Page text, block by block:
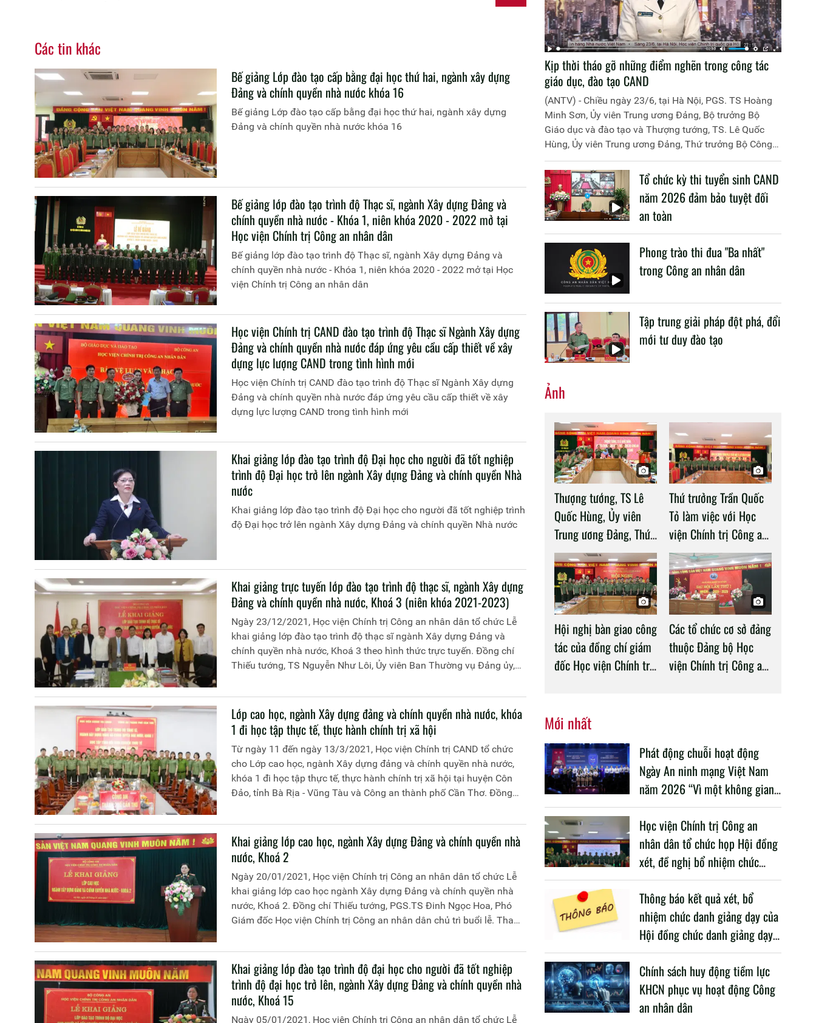
Các tin khác
Bế giảng Lớp đào tạo cấp bằng đại học thứ hai, ngành xây dựng
Đảng và chính quyền nhà nước khóa 16
Bế giảng Lớp đào tạo cấp bằng đại học thứ hai, ngành xây dựng
Đảng và chính quyền nhà nước khóa 16
Bế giảng lớp đào tạo trình độ Thạc sĩ, ngành Xây dựng Đảng và
chính quyền nhà nước - Khóa 1, niên khóa 2020 - 2022 mở tại
Học viện Chính trị Công an nhân dân
Bế giảng lớp đào tạo trình độ Thạc sĩ, ngành Xây dựng Đảng và
chính quyền nhà nước - Khóa 1, niên khóa 2020 - 2022 mở tại Học
viện Chính trị Công an nhân dân
Học viện Chính trị CAND đào tạo trình độ Thạc sĩ Ngành Xây dựng
Đảng và chính quyền nhà nước đáp ứng yêu cầu cấp thiết về xây
dựng lực lượng CAND trong tình hình mới
Học viện Chính trị CAND đào tạo trình độ Thạc sĩ Ngành Xây dựng
Đảng và chính quyền nhà nước đáp ứng yêu cầu cấp thiết về xây
dựng lực lượng CAND trong tình hình mới
Khai giảng lớp đào tạo trình độ Đại học cho người đã tốt nghiệp
trình độ Đại học trở lên ngành Xây dựng Đảng và chính quyền Nhà
nước
Khai giảng lớp đào tạo trình độ Đại học cho người đã tốt nghiệp trình
độ Đại học trở lên ngành Xây dựng Đảng và chính quyền Nhà nước
Khai giảng trực tuyến lớp đào tạo trình độ thạc sĩ, ngành Xây dựng
Đảng và chính quyền nhà nước, Khoá 3 (niên khóa 2021-2023)
Ngày 23/12/2021, Học viện Chính trị Công an nhân dân tổ chức Lễ
khai giảng lớp đào tạo trình độ thạc sĩ ngành Xây dựng Đảng và
chính quyền nhà nước, Khoá 3 theo hình thức trực tuyến. Đồng chí
Thiếu tướng, TS Nguyễn Như Lôi, Ủy viên Ban Thường vụ Đảng ủy,
Tham dự buổi lễ có đại diện lãnh đạo các đơn vị thuộc Học viện và
toàn thể học viên tham gia khoá học.
Lớp cao học, ngành Xây dựng đảng và chính quyền nhà nước, khóa
1 đi học tập thực tế, thực hành chính trị xã hội
Từ ngày 11 đến ngày 13/3/2021, Học viện Chính trị CAND tổ chức
cho Lớp cao học, ngành Xây dựng đảng và chính quyền nhà nước,
khóa 1 đi học tập thực tế, thực hành chính trị xã hội tại huyện Côn
Đảo, tỉnh Bà Rịa - Vũng Tàu và Công an thành phố Cần Thơ. Đồng
trị CAND làm Trưởng Đoàn.
Khai giảng lớp cao học, ngành Xây dựng Đảng và chính quyền nhà
nước, Khoá 2
Ngày 20/01/2021, Học viện Chính trị Công an nhân dân tổ chức Lễ
khai giảng lớp cao học ngành Xây dựng Đảng và chính quyền nhà
nước, Khoá 2. Đồng chí Thiếu tướng, PGS.TS Đinh Ngọc Hoa, Phó
Giám đốc Học viện Chính trị Công an nhân dân chủ trì buổi lễ. Tham
trưởng Cục Đào tạo; đại diện lãnh đạo Phòng 2, Cục Đào tạo; đại
diện lãnh đạo các đơn vị thuộc Học viện và 17 đồng chí học viên
tham gia khoá học.
Khai giảng lớp đào tạo trình độ đại học cho người đã tốt nghiệp
trình độ đại học trở lên, ngành Xây dựng Đảng và chính quyền nhà
nước, Khoá 15
Ngày 05/01/2021, Học viện Chính trị Công an nhân dân tổ chức Lễ
Kịp thời tháo gỡ những điểm nghẽn trong công tác
giáo dục, đào tạo CAND
(ANTV) - Chiều ngày 23/6, tại Hà Nội, PGS. TS Hoàng
Minh Sơn, Ủy viên Trung ương Đảng, Bộ trưởng Bộ
Giáo dục và đào tạo và Thượng tướng, TS. Lê Quốc
Hùng, Ủy viên Trung ương Đảng, Thứ trưởng Bộ Công
an đã đồng chủ trì buổi làm việc với các đơn vị của 2
Bộ về một số nội dung liên quan đến công tác giáo dục
và đào tạo của lực lượng CAND.Tổ chức kỳ thi tuyển sinh CAND
năm 2026 đảm bảo tuyệt đối
an toàn
Phong trào thi đua "Ba nhất"
trong Công an nhân dân
Tập trung giải pháp đột phá, đổi
mới tư duy đào tạo
Ảnh
Thượng tướng, TS Lê
Quốc Hùng, Ủy viên
Trung ương Đảng, Thứ
trưởng Bộ Công an làm
việc với Học viện
Chính trị Công an nhân
dân
Thứ trưởng Trần Quốc
Tỏ làm việc với Học
viện Chính trị Công an
nhân dân
Hội nghị bàn giao công
tác của đồng chí giám
đốc Học viện Chính trị
Các tổ chức cơ sở đảng
thuộc Đảng bộ Học
viện Chính trị Công an
Mới nhất
Phát động chuỗi hoạt động
Ngày An ninh mạng Việt Nam
năm 2026 “Vì một không gian
mạng nhân văn cho mỗi người”
Học viện Chính trị Công an
nhân dân tổ chức họp Hội đồng
xét, đề nghị bổ nhiệm chức
danh giảng dạy năm học 2025
– 2026
Thông báo kết quả xét, bổ
nhiệm chức danh giảng dạy của
Hội đồng chức danh giảng dạy
Học viện, năm học 2025 -
2026
Chính sách huy động tiềm lực
KHCN phục vụ hoạt động Công
an nhân dân